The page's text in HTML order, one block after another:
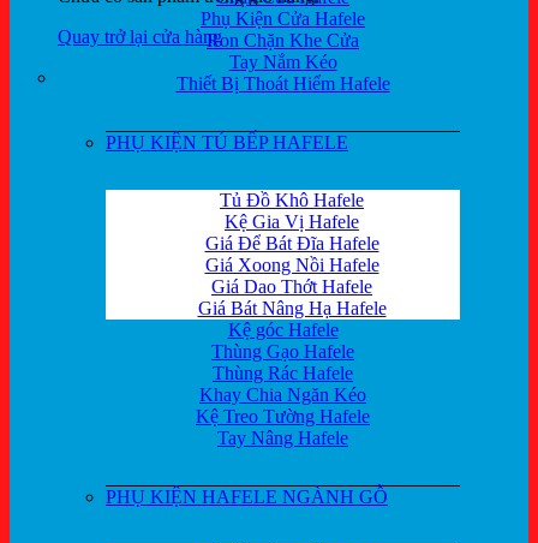
Quay trở lại cửa hàng
Phụ Kiện Cửa Hafele
Ron Chặn Khe Cửa
Tay Nắm Kéo
Thiết Bị Thoát Hiểm Hafele
PHỤ KIỆN TỦ BẾP HAFELE
Tủ Đồ Khô Hafele
Kệ Gia Vị Hafele
Giá Để Bát Đĩa Hafele
Giá Xoong Nồi Hafele
Giá Dao Thớt Hafele
Giá Bát Nâng Hạ Hafele
Kệ góc Hafele
Thùng Gạo Hafele
Thùng Rác Hafele
Khay Chia Ngăn Kéo
Kệ Treo Tường Hafele
Tay Nâng Hafele
PHỤ KIỆN HAFELE NGÀNH GỖ